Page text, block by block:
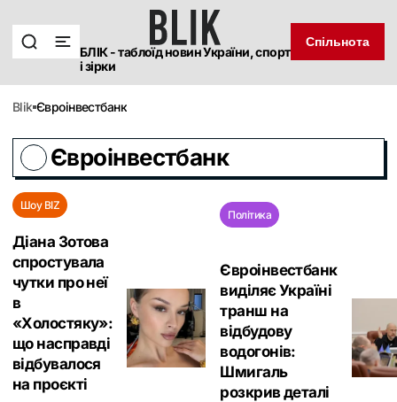
БЛІК - таблоїд новин України, спорт
і зірки
Спільнота
blik Євроінвестбанк
Євроінвестбанк
Шоу BIZ
Діана Зотова
спростувала
чутки про неї
в
«Холостяку»:
що насправді
відбувалося
на проєкті
Політика
Євроінвестбанк
виділяє Україні
транш на
відбудову
водогонів:
Шмигаль
розкрив деталі